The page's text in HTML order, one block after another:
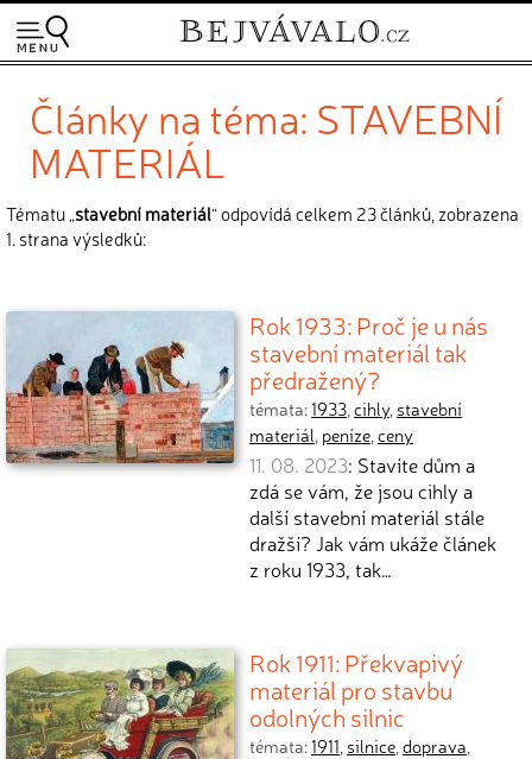
Články na téma: STAVEBNÍ
MATERIÁL
Tématu „stavební materiál“ odpovídá celkem 23 článků, zobrazena
1. strana výsledků:
Rok 1933: Proč je u nás
stavební materiál tak
předražený?
témata:1933,cihly, stavební
materiál, peníze,ceny
11. 08. 2023: Stavíte dům a
zdá se vám, že jsou cihly a
další stavební materiál stále
dražší? Jak vám ukáže článek
z roku 1933, tak…
Rok 1911: Překvapivý
materiál pro stavbu
odolných silnic
témata:1911, silnice,doprava,